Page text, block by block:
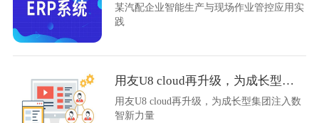
某汽配企业智能生产与现场作业管控应用实
践
用友U8 cloud再升级，为成长型集团注入数智新力量
用友U8 cloud再升级，为成长型集团注入数
智新力量